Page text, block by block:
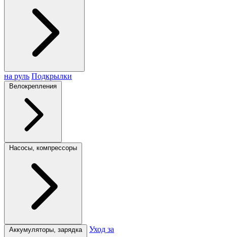
на руль Подкрылки
Велокрепления
Насосы, компрессоры
Аккумуляторы, зарядка Уход за